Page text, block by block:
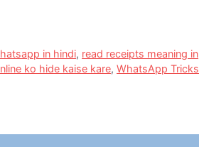
in hindi, read receipts meaning in
ko hide kaise kare, WhatsApp Tricks